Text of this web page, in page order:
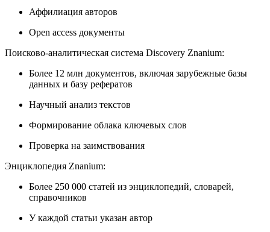
Аффилиация авторов
Open access документы
Поисково-аналитическая система Discovery Znanium:
Более 12 млн документов, включая зарубежные базы
данных и базу рефератов
Научный анализ текстов
Формирование облака ключевых слов
Проверка на заимствования
Энциклопедия Znanium:
Более 250 000 статей из энциклопедий, словарей,
справочников
У каждой статьи указан автор